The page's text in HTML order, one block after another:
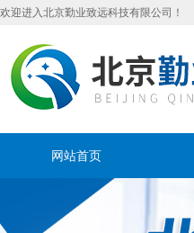
欢迎进入北京勤业致远科技有限公司！
网站首页